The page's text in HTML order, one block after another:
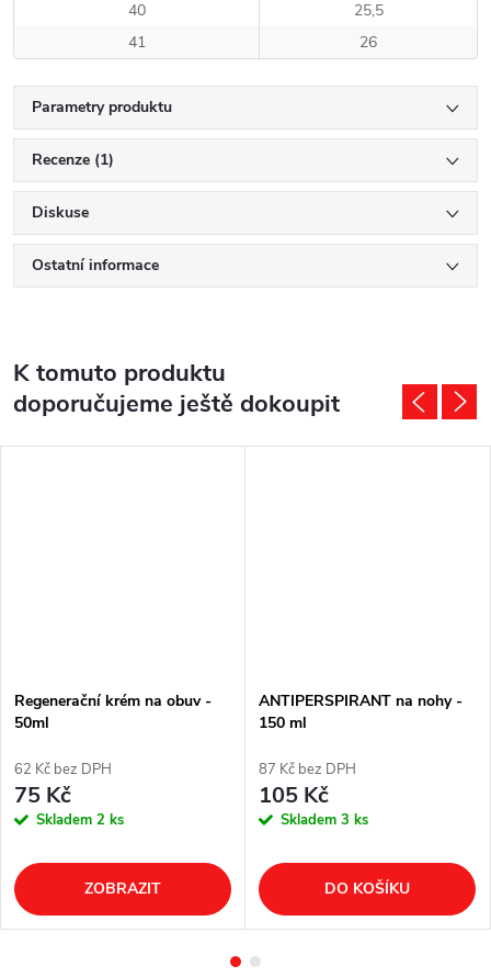
40
25,5
41
26
Parametry produktu
Recenze (1)
Diskuse
Ostatní informace
K tomuto produktu
doporučujeme ještě dokoupit
Regenerační krém na obuv -
50ml
62 Kč bez DPH
75 Kč
Skladem 2 ks
ZOBRAZIT
ANTIPERSPIRANT na nohy -
150 ml
87 Kč bez DPH
105 Kč
Skladem 3 ks
DO KOŠÍKU